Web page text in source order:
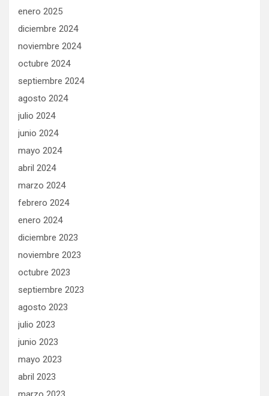
enero 2025
diciembre 2024
noviembre 2024
octubre 2024
septiembre 2024
agosto 2024
julio 2024
junio 2024
mayo 2024
abril 2024
marzo 2024
febrero 2024
enero 2024
diciembre 2023
noviembre 2023
octubre 2023
septiembre 2023
agosto 2023
julio 2023
junio 2023
mayo 2023
abril 2023